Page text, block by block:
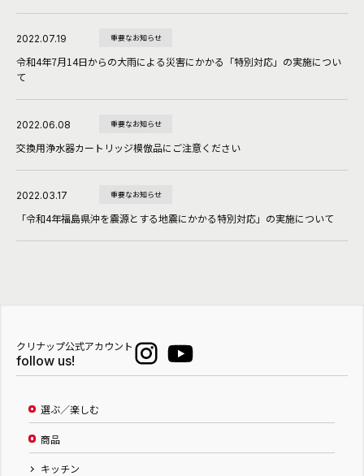
2022.07.19 重要なお知らせ
令和4年7月14日からの大雨による災害にかかる「特別対応」の実施につい
て
2022.06.08 重要なお知らせ
交換用浄水器カートリッジ模倣品にご注意ください
2022.03.17 重要なお知らせ
「令和4年福島県沖を震源とする地震にかかる特別対応」の実施について
クリナップ公式アカウント
follow us!
選ぶ／楽しむ
商品
キッチン